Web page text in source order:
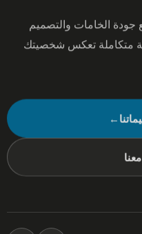
الخامات والتصميم
متكاملة تعكس شخصيتك
←